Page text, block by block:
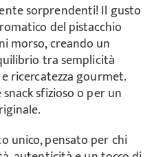
sorprendenti! Il gusto
del pistacchio
morso, creando un
tra semplicità
ricercatezza gourmet.
sfizioso o per un
unico, pensato per chi